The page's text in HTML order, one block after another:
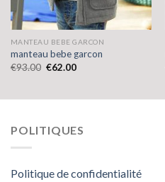
MANTEAU BEBE GARCON
manteau bebe garcon
€93.00 €62.00
POLITIQUES
Politique de confidentialité